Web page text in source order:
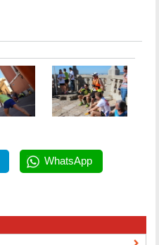
WhatsApp